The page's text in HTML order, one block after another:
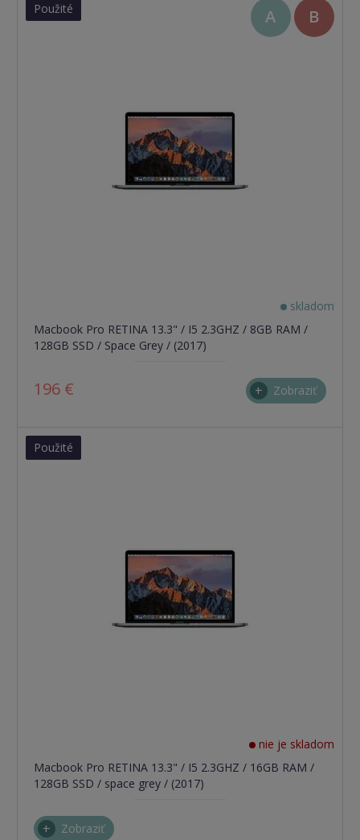
Použité A B
skladom
Macbook Pro RETINA 13.3" / I5 2.3GHZ / 8GB RAM /
128GB SSD / Space Grey / (2017)
196 € Zobraziť
Použité
nie je skladom
Macbook Pro RETINA 13.3" / I5 2.3GHZ / 16GB RAM /
128GB SSD / space grey / (2017)
Zobraziť